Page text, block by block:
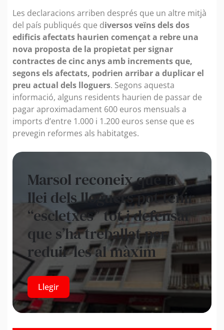
Les declaracions arriben després que un altre mitjà
del país publiqués que diversos veïns dels dos
edificis afectats haurien començat a rebre una
nova proposta de la propietat per signar
contractes de cinc anys amb increments que,
segons els afectats, podrien arribar a duplicar el
preu actual dels lloguers. Segons aquesta
informació, alguns residents haurien de passar de
pagar aproximadament 600 euros mensuals a
imports d’entre 1.000 i 1.200 euros sense que es
prevegin reformes als habitatges.
Marsol reconeix que la
llei dels lloguers pot tenir
“escletxes” tot i defensar
que s’ha treballat per
reduir-les al màxim
Llegir